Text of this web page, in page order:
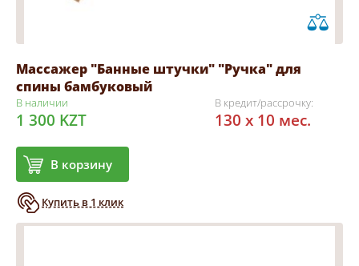
Массажер "Банные штучки" "Ручка" для
спины бамбуковый
В наличии
1 300 KZT
В корзину
Купить в 1 клик
В кредит/рассрочку:
130 x 10 мес.